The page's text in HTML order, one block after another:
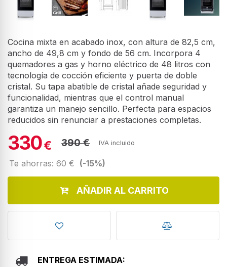
Cocina mixta en acabado inox, con altura de 82,5 cm,
ancho de 49,8 cm y fondo de 56 cm. Incorpora 4
quemadores a gas y horno eléctrico de 48 litros con
tecnología de cocción eficiente y puerta de doble
cristal. Su tapa abatible de cristal añade seguridad y
funcionalidad, mientras que el control manual
garantiza un manejo sencillo. Perfecta para espacios
reducidos sin renunciar a prestaciones completas.
330€ 390 € IVA incluido
Te ahorras: 60 € (-15%)
AÑADIR AL CARRITO
ENTREGA ESTIMADA: